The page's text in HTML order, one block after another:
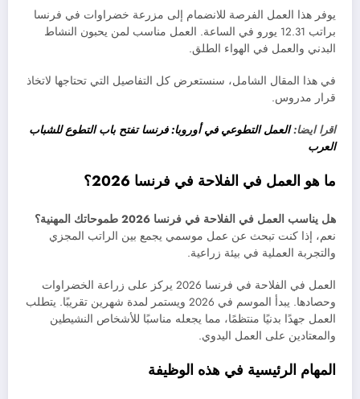
يوفر هذا العمل الفرصة للانضمام إلى مزرعة خضراوات في فرنسا
براتب 12.31 يورو في الساعة. العمل مناسب لمن يحبون النشاط
البدني والعمل في الهواء الطلق.
في هذا المقال الشامل، سنستعرض كل التفاصيل التي تحتاجها لاتخاذ
قرار مدروس.
اقرا ايضا:العمل التطوعي في أوروبا: فرنسا تفتح باب التطوع للشباب
العرب
ما هو العمل في الفلاحة في فرنسا 2026؟
هل يناسب العمل في الفلاحة في فرنسا 2026 طموحاتك المهنية؟
نعم، إذا كنت تبحث عن عمل موسمي يجمع بين الراتب المجزي
والتجربة العملية في بيئة زراعية.
العمل في الفلاحة في فرنسا 2026 يركز على زراعة الخضراوات
وحصادها. يبدأ الموسم في 2026 ويستمر لمدة شهرين تقريبًا. يتطلب
العمل جهدًا بدنيًا منتظمًا، مما يجعله مناسبًا للأشخاص النشيطين
والمعتادين على العمل اليدوي.
المهام الرئيسية في هذه الوظيفة